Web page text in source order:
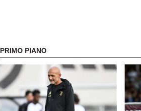
PRIMO PIANO